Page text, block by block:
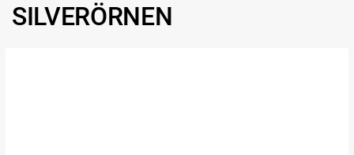
SILVERÖRNEN